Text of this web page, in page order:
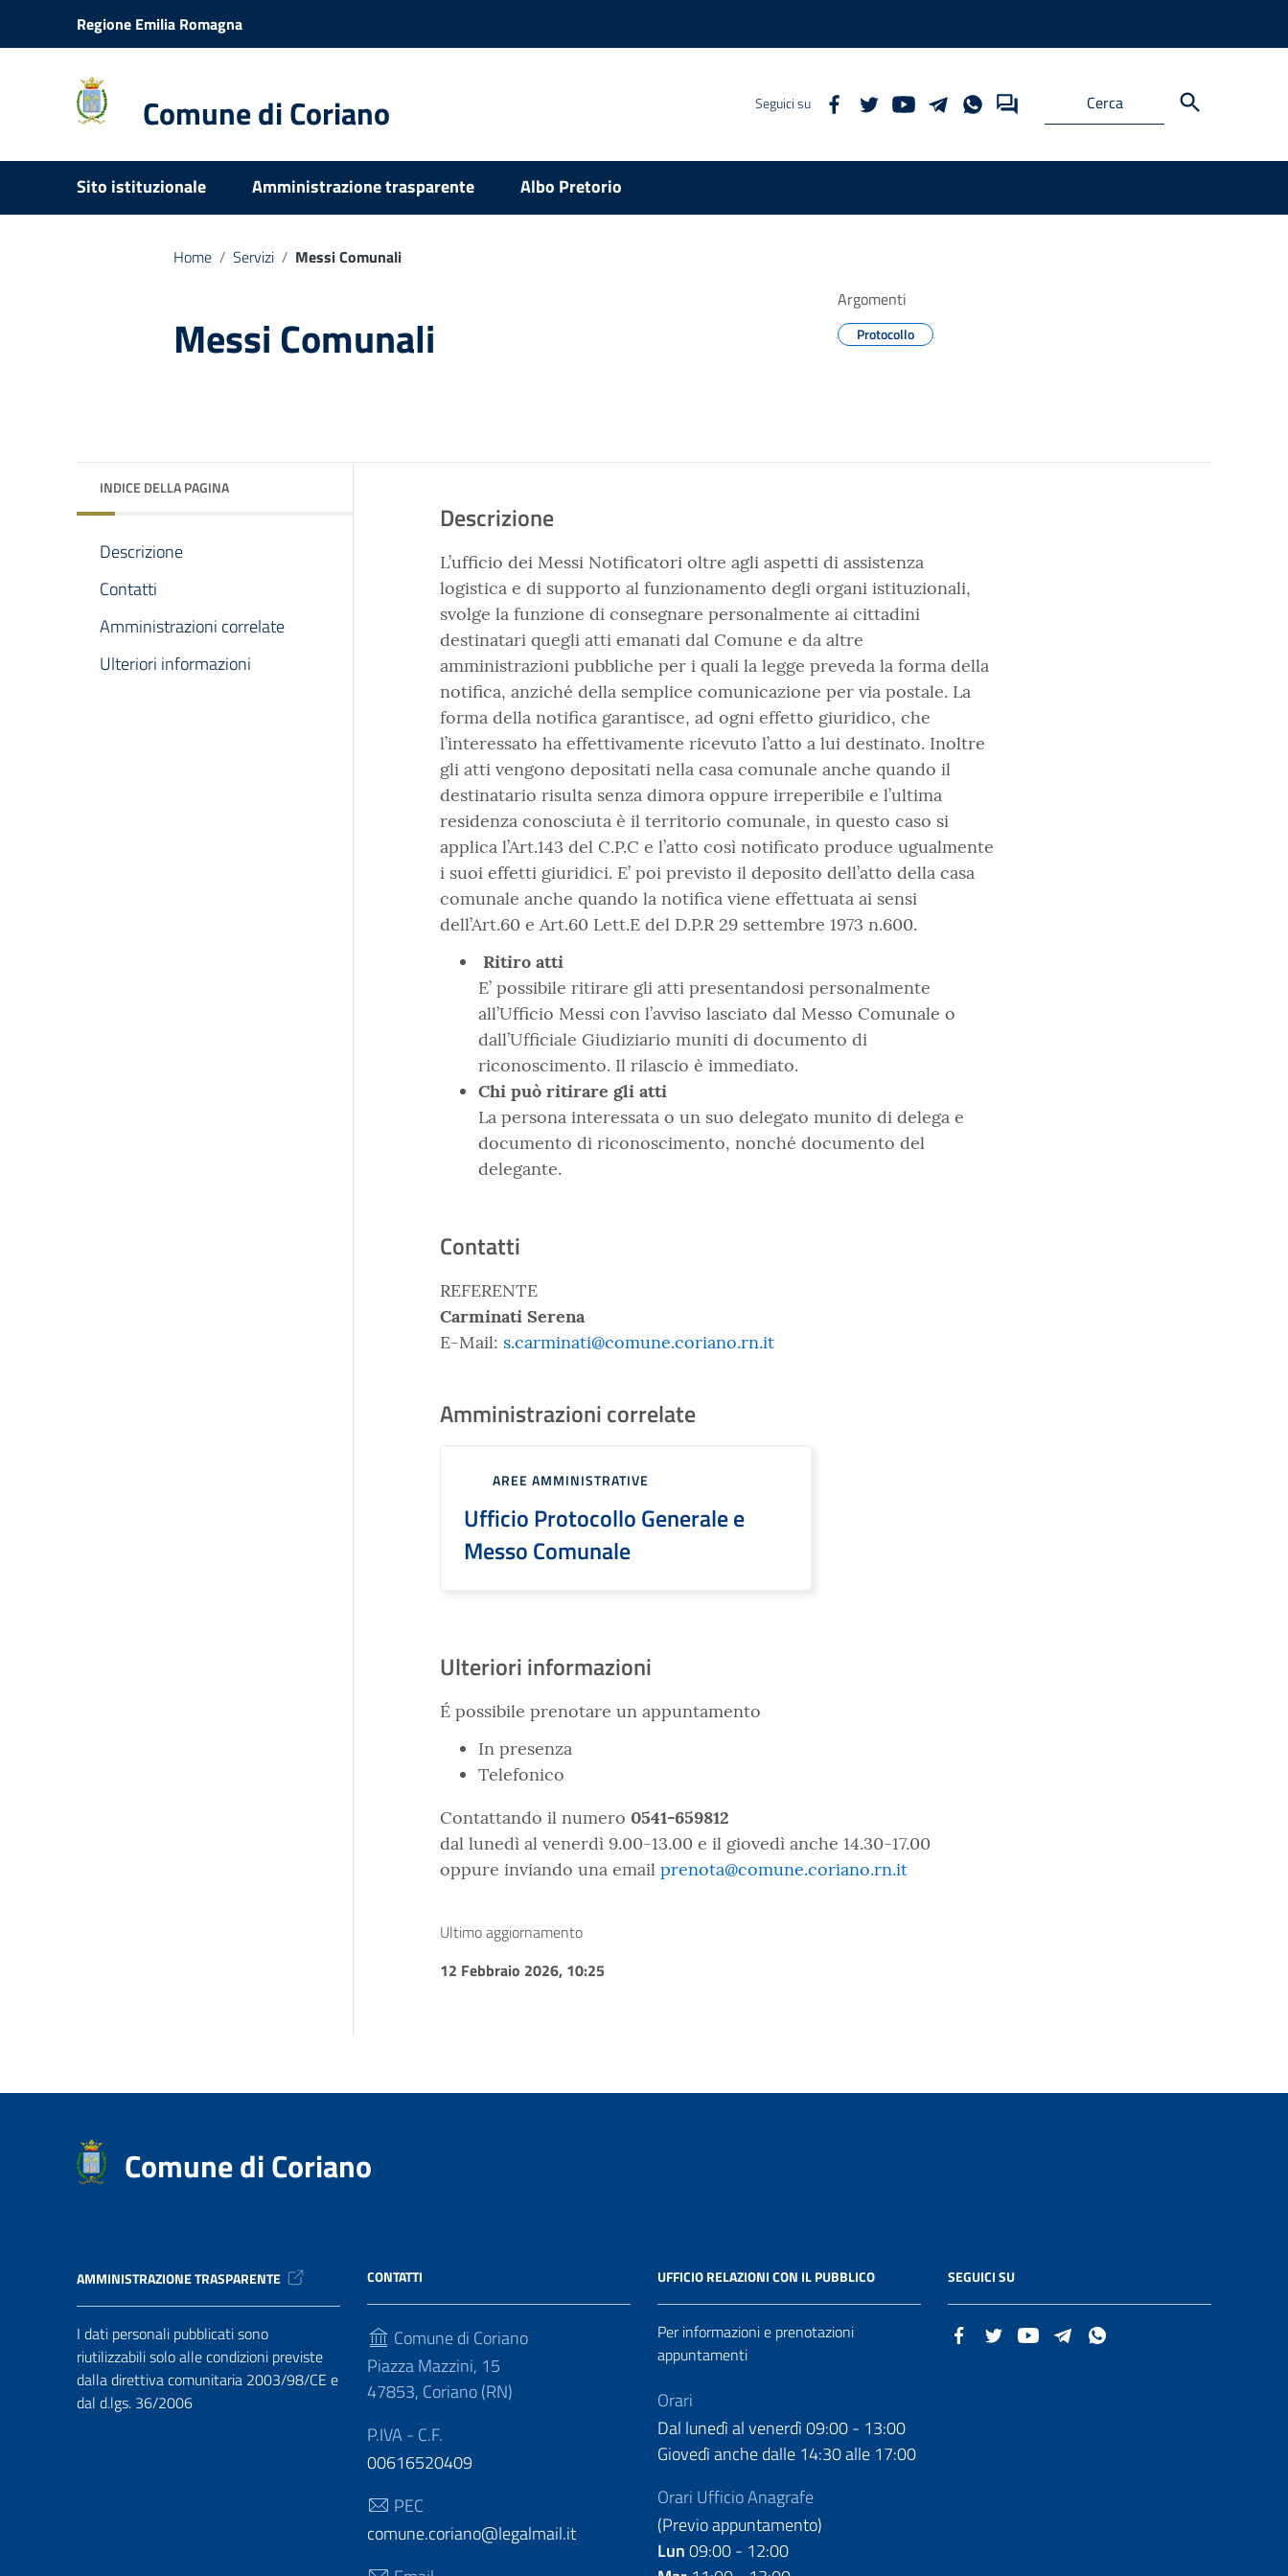
Vai ai contenuti
Vai al menu di navigazione
Regione Emilia Romagna
Comune di Coriano Seguici su
Sito istituzionale Amministrazione trasparente Albo Pretorio
Home / Servizi / Messi Comunali
Messi Comunali
Argomenti
Protocollo
INDICE DELLA PAGINA
Descrizione
Contatti
Amministrazioni correlate
Ulteriori informazioni
Descrizione
L’ufficio dei Messi Notificatori oltre agli aspetti di assistenza
logistica e di supporto al funzionamento degli organi istituzionali,
svolge la funzione di consegnare personalmente ai cittadini
destinatari quegli atti emanati dal Comune e da altre
amministrazioni pubbliche per i quali la legge preveda la forma della
notifica, anziché della semplice comunicazione per via postale. La
forma della notifica garantisce, ad ogni effetto giuridico, che
l’interessato ha effettivamente ricevuto l’atto a lui destinato. Inoltre
gli atti vengono depositati nella casa comunale anche quando il
destinatario risulta senza dimora oppure irreperibile e l’ultima
residenza conosciuta è il territorio comunale, in questo caso si
applica l’Art.143 del C.P.C e l’atto così notificato produce ugualmente
i suoi effetti giuridici. E’ poi previsto il deposito dell’atto della casa
comunale anche quando la notifica viene effettuata ai sensi
dell’Art.60 e Art.60 Lett.E del D.P.R 29 settembre 1973 n.600.
Ritiro atti
E’ possibile ritirare gli atti presentandosi personalmente
all’Ufficio Messi con l’avviso lasciato dal Messo Comunale o
dall’Ufficiale Giudiziario muniti di documento di
riconoscimento. Il rilascio è immediato.
Chi può ritirare gli atti
La persona interessata o un suo delegato munito di delega e
documento di riconoscimento, nonché documento del
delegante.
Contatti
REFERENTE
Carminati Serena
E-Mail: s.carminati@comune.coriano.rn.it
Amministrazioni correlate
AREE AMMINISTRATIVE
Ufficio Protocollo Generale e
Messo Comunale
Ulteriori informazioni
É possibile prenotare un appuntamento
In presenza
Telefonico
Contattando il numero 0541-659812
dal lunedì al venerdì 9.00-13.00 e il giovedì anche 14.30-17.00
oppure inviando una email prenota@comune.coriano.rn.it
Ultimo aggiornamento
12 Febbraio 2026, 10:25
Comune di Coriano
AMMINISTRAZIONE TRASPARENTE
I dati personali pubblicati sono
riutilizzabili solo alle condizioni previste
dalla direttiva comunitaria 2003/98/CE e
dal d.lgs. 36/2006
CONTATTI
Comune di Coriano
Piazza Mazzini, 15
47853, Coriano (RN)
P.IVA - C.F.
00616520409
PEC
comune.coriano@legalmail.it
UFFICIO RELAZIONI CON IL PUBBLICO
Per informazioni e prenotazioni
appuntamenti
Orari
Dal lunedì al venerdì 09:00 - 13:00
Giovedì anche dalle 14:30 alle 17:00
Orari Ufficio Anagrafe
(Previo appuntamento)
Lun09:00 - 12:00
SEGUICI SU